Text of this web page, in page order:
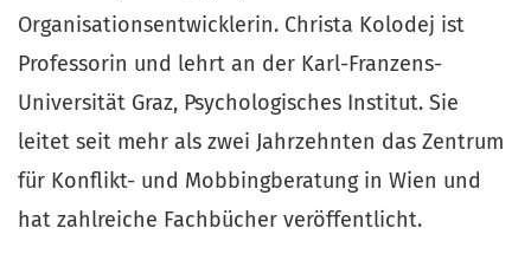
Organisationsentwicklerin. Christa Kolodej ist
Professorin und lehrt an der Karl-Franzens-
Universität Graz, Psychologisches Institut. Sie
leitet seit mehr als zwei Jahrzehnten das Zentrum
für Konflikt- und Mobbingberatung in Wien und
hat zahlreiche Fachbücher veröffentlicht.